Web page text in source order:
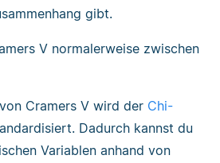
gibt.
V normalerweise zwischen
Cramers V wird der Chi-
Dadurch kannst du
Variablen anhand von